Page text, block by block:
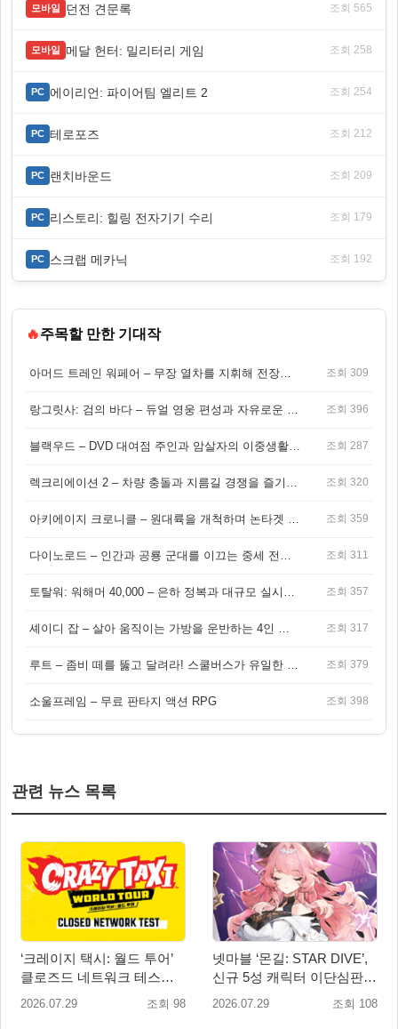
모바일 던전 견문록 조회 565
모바일 메달 헌터: 밀리터리 게임 조회 258
PC 에이리언: 파이어팀 엘리트 2 조회 254
PC 테로포즈 조회 212
PC 랜치바운드 조회 209
PC 리스토리: 힐링 전자기기 수리 조회 179
PC 스크랩 메카닉 조회 192
🔥주목할 만한 기대작
조회 309
조회 396
조회 287
조회 320
조회 359
조회 311
조회 357
조회 317
조회 379
소울프레임 – 무료 판타지 액션 RPG 조회 398
관련 뉴스 목록
‘크레이지 택시: 월드 투어’
클로즈드 네트워크 테스트
참가자 모집 시작
2026.07.29 조회 98
넷마블 ‘몬길: STAR DIVE’,
신규 5성 캐릭터 이단심판관
‘메이벨’ 등장
2026.07.29 조회 108